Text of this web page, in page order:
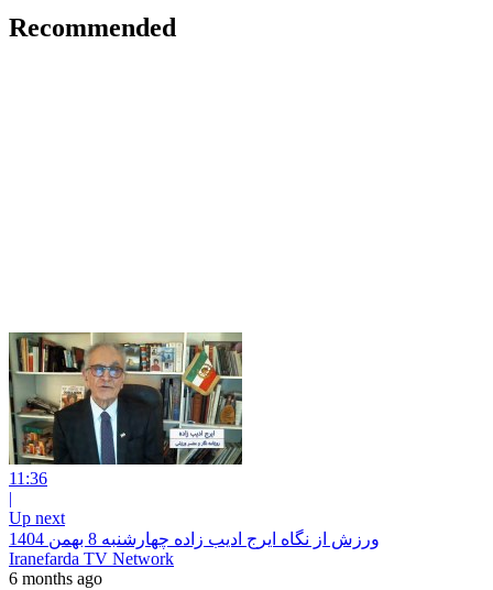
Recommended
11:36
|
Up next
ورزش از نگاه ایرج ادیب زاده چهارشنبه 8 بهمن 1404
Iranefarda TV Network
6 months ago